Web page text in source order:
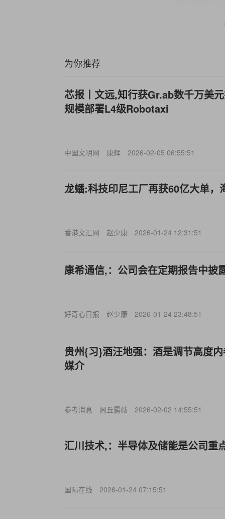
为你推荐
芯报丨文远,知行获Gr.ab数千万美
规模部署L4级Robotaxi
中国文明网 康辉 2026-02-05 06:55:51
龙蟠:科技印尼工厂再获60亿大单，
香港文汇网 赵少康 2026-01-24 12:31:51
康希通信,：公司会在定期报告中披
好奇心日报 赵少康 2026-01-24 23:48:51
贵州{习}酒汪地强：酒是调节高度
媒介
参考消息 闾丘露薇 2026-02-02 14:55:51
汇川技术,：半导体及储能是公司重
国际在线 2026-01-24 07:15:51